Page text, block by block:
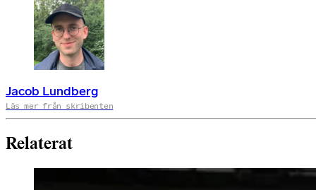
Jacob Lundberg
Läs mer från skribenten
Relaterat